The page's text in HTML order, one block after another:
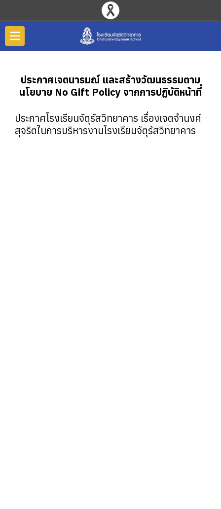
ประกาศเจตนารมณ์ และสร้างวัฒนธรรมตาม
นโยบาย No Gift Policy จากการปฏิบัติหน้าที่
ประกาศโรงเรียนจัตุรัสวิทยาคาร เรื่องเจตจำนงค์
สุจริตในการบริหารงานโรงเรียนจัตุร้สวิทยาคาร